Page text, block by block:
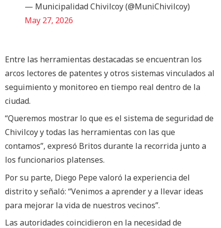
— Municipalidad Chivilcoy (@MuniChivilcoy)
May 27, 2026
Entre las herramientas destacadas se encuentran los
arcos lectores de patentes y otros sistemas vinculados al
seguimiento y monitoreo en tiempo real dentro de la
ciudad.
“Queremos mostrar lo que es el sistema de seguridad de
Chivilcoy y todas las herramientas con las que
contamos”, expresó Britos durante la recorrida junto a
los funcionarios platenses.
Por su parte, Diego Pepe valoró la experiencia del
distrito y señaló: “Venimos a aprender y a llevar ideas
para mejorar la vida de nuestros vecinos”.
Las autoridades coincidieron en la necesidad de